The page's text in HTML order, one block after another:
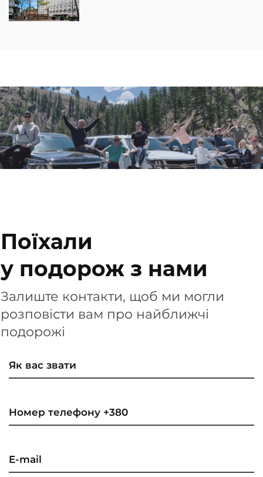
Поїхали
у подорож з нами
Залиште контакти, щоб ми могли
розповісти вам про найближчі
подорожі